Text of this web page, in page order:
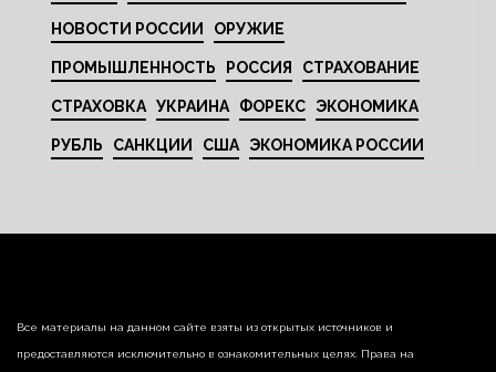
НОВОСТИ РОССИИ ОРУЖИЕ
ПРОМЫШЛЕННОСТЬ РОССИЯ СТРАХОВАНИЕ
СТРАХОВКА УКРАИНА ФОРЕКС ЭКОНОМИКА
РУБЛЬ САНКЦИИ США ЭКОНОМИКА РОССИИ
Все материалы на данном сайте взяты из открытых источников и
предоставляются исключительно в ознакомительных целях. Права на